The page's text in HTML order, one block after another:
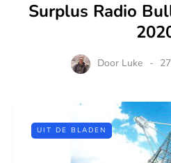
Surplus Radio
Door Luke
UIT DE BLADEN